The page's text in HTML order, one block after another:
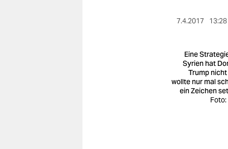
7.4.2017
Eine
Syrien hat
Trump nicht
wollte nur mal
ein Zeichen